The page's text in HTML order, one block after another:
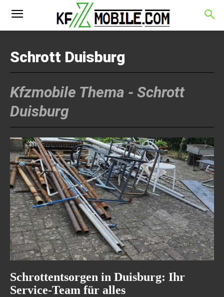
Schrott Duisburg
Kfzmobile Thema - Schrott
Duisburg
Schrottentsorgen in Duisburg: Ihr
Service-Team für alles